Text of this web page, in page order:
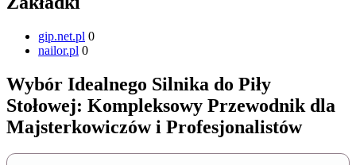
gip.net.pl 0
nailor.pl 0
Wybór Idealnego Silnika do Piły
Stołowej: Kompleksowy Przewodnik dla
Majsterkowiczów i Profesjonalistów